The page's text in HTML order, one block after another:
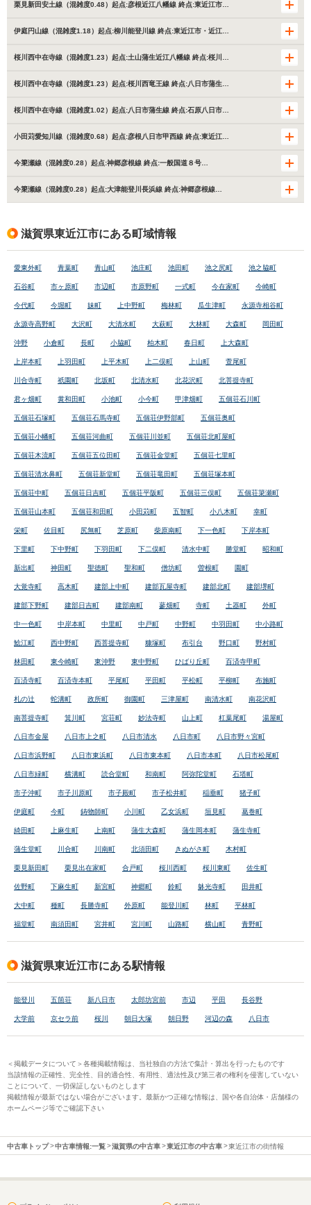
栗見新田安土線（混雑度0.48）起点:彦根近江八幡線 終点:東近江市…
伊庭円山線（混雑度1.18）起点:柳川能登川線 終点:東近江市・近江…
桜川西中在寺線（混雑度1.23）起点:土山蒲生近江八幡線 終点:桜川…
桜川西中在寺線（混雑度1.23）起点:桜川西竜王線 終点:八日市蒲生…
桜川西中在寺線（混雑度1.02）起点:八日市蒲生線 終点:石原八日市…
小田苅愛知川線（混雑度0.68）起点:彦根八日市甲西線 終点:東近江…
今簗瀬線（混雑度0.28）起点:神郷彦根線 終点:一般国道８号…
今簗瀬線（混雑度0.28）起点:大津能登川長浜線 終点:神郷彦根線…
滋賀県東近江市にある町域情報
愛東外町 青葉町 青山町 池庄町 池田町 池之尻町 池之脇町
石谷町 市ヶ原町 市辺町 市原野町 一式町 今在家町 今崎町
今代町 今堀町 妹町 上中野町 梅林町 瓜生津町 永源寺相谷町
永源寺高野町 大沢町 大清水町 大萩町 大林町 大森町 岡田町
沖野 小倉町 長町 小脇町 柏木町 春日町 上大森町
上岸本町 上羽田町 上平木町 上二俣町 上山町 萱尾町
川合寺町 祇園町 北坂町 北清水町 北花沢町 北菩提寺町
君ヶ畑町 黄和田町 小池町 小今町 甲津畑町 五個荘石川町
五個荘石塚町 五個荘石馬寺町 五個荘伊野部町 五個荘奥町
五個荘小幡町 五個荘河曲町 五個荘川並町 五個荘北町屋町
五個荘木流町 五個荘五位田町 五個荘金堂町 五個荘七里町
五個荘清水鼻町 五個荘新堂町 五個荘竜田町 五個荘塚本町
五個荘中町 五個荘日吉町 五個荘平阪町 五個荘三俣町 五個荘簗瀬町
五個荘山本町 五個荘和田町 小田苅町 五智町 小八木町 幸町
栄町 佐目町 尻無町 芝原町 柴原南町 下一色町 下岸本町
下里町 下中野町 下羽田町 下二俣町 清水中町 勝堂町 昭和町
新出町 神田町 聖徳町 聖和町 僧坊町 曽根町 園町
大覚寺町 高木町 建部上中町 建部瓦屋寺町 建部北町 建部堺町
建部下野町 建部日吉町 建部南町 蓼畑町 寺町 土器町 外町
中一色町 中岸本町 中里町 中戸町 中野町 中羽田町 中小路町
鯰江町 西中野町 西菩提寺町 糠塚町 布引台 野口町 野村町
林田町 東今崎町 東沖野 東中野町 ひばり丘町 百済寺甲町
百済寺町 百済寺本町 平尾町 平田町 平松町 平柳町 布施町
札の辻 蛇溝町 政所町 御園町 三津屋町 南清水町 南花沢町
南菩提寺町 箕川町 宮荘町 妙法寺町 山上町 杠葉尾町 湯屋町
八日市金屋 八日市上之町 八日市清水 八日市町 八日市野々宮町
八日市浜野町 八日市東浜町 八日市東本町 八日市本町 八日市松尾町
八日市緑町 横溝町 読合堂町 和南町 阿弥陀堂町 石塔町
市子沖町 市子川原町 市子殿町 市子松井町 稲垂町 猪子町
伊庭町 今町 鋳物師町 小川町 乙女浜町 垣見町 葛巻町
綺田町 上麻生町 上南町 蒲生大森町 蒲生岡本町 蒲生寺町
蒲生堂町 川合町 川南町 北須田町 きぬがさ町 木村町
栗見新田町 栗見出在家町 合戸町 桜川西町 桜川東町 佐生町
佐野町 下麻生町 新宮町 神郷町 鈴町 躰光寺町 田井町
大中町 種町 長勝寺町 外原町 能登川町 林町 平林町
福堂町 南須田町 宮井町 宮川町 山路町 横山町 青野町
滋賀県東近江市にある駅情報
能登川 五箇荘 新八日市 太郎坊宮前 市辺 平田 長谷野
大学前 京セラ前 桜川 朝日大塚 朝日野 河辺の森 八日市
＜掲載データについて＞各種掲載情報は、当社独自の方法で集計・算出を行ったものです
当該情報の正確性、完全性、目的適合性、有用性、適法性及び第三者の権利を侵害していない
ことについて、一切保証しないものとします
掲載情報が最新ではない場合がございます。最新かつ正確な情報は、国や各自治体・店舗様の
ホームページ等でご確認下さい
中古車トップ 中古車情報:一覧 滋賀県の中古車 東近江市の中古車 東近江市の街情報